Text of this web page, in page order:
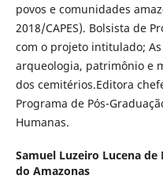
povos e comunidades
2018/CAPES). Bolsista de
com o projeto intitulado;
arqueologia, patrimônio e
dos cemitérios.Editora
Programa de Pós-
Humanas.
Samuel Luzeiro Lucena de
do Amazonas